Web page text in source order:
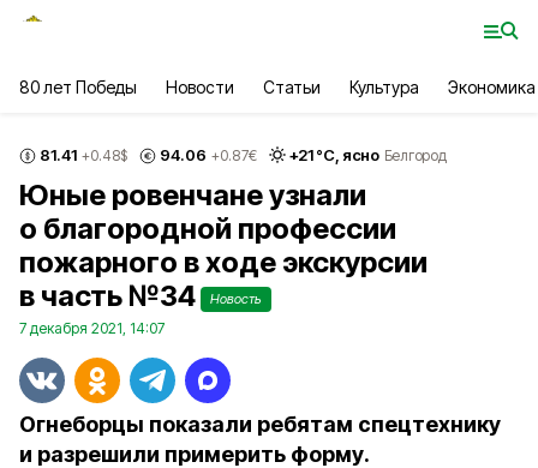
80 лет Победы Новости Статьи Культура Экономика
81.41 +0.48$ 94.06 +0.87€ +21°С, ясно Белгород
Юные ровенчане узнали
о благородной профессии
пожарного в ходе экскурсии
в часть №34
Новость
7 декабря 2021, 14:07
Огнеборцы показали ребятам спецтехнику
и разрешили примерить форму.